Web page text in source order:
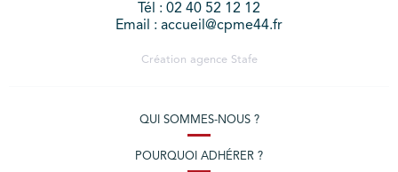
Tél : 02 40 52 12 12
Email : accueil@cpme44.fr
Création agence Stafe
QUI SOMMES-NOUS ?
POURQUOI ADHÉRER ?